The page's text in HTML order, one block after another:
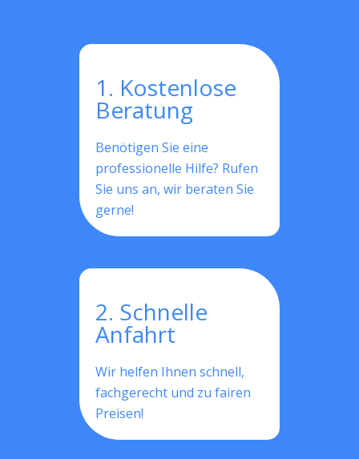
1. Kostenlose
Beratung
Benötigen Sie eine
professionelle Hilfe? Rufen
Sie uns an, wir beraten Sie
gerne!
2. Schnelle
Anfahrt
Wir helfen Ihnen schnell,
fachgerecht und zu fairen
Preisen!